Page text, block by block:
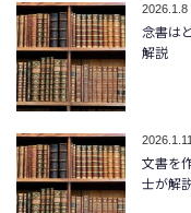
2026.1.8
念書は
解説
2026.1.11
文書を
士が解